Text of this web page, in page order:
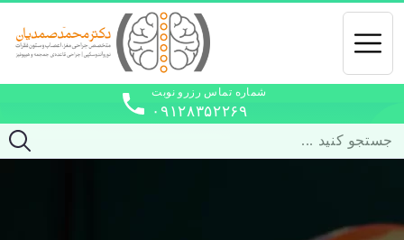
شماره تماس رزرو نوبت
۰۹۱۲۸۳۵۲۲۶۹